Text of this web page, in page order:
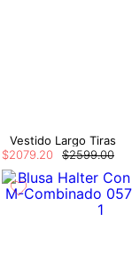
Vestido Largo Tiras
$2599.00
$2079.20